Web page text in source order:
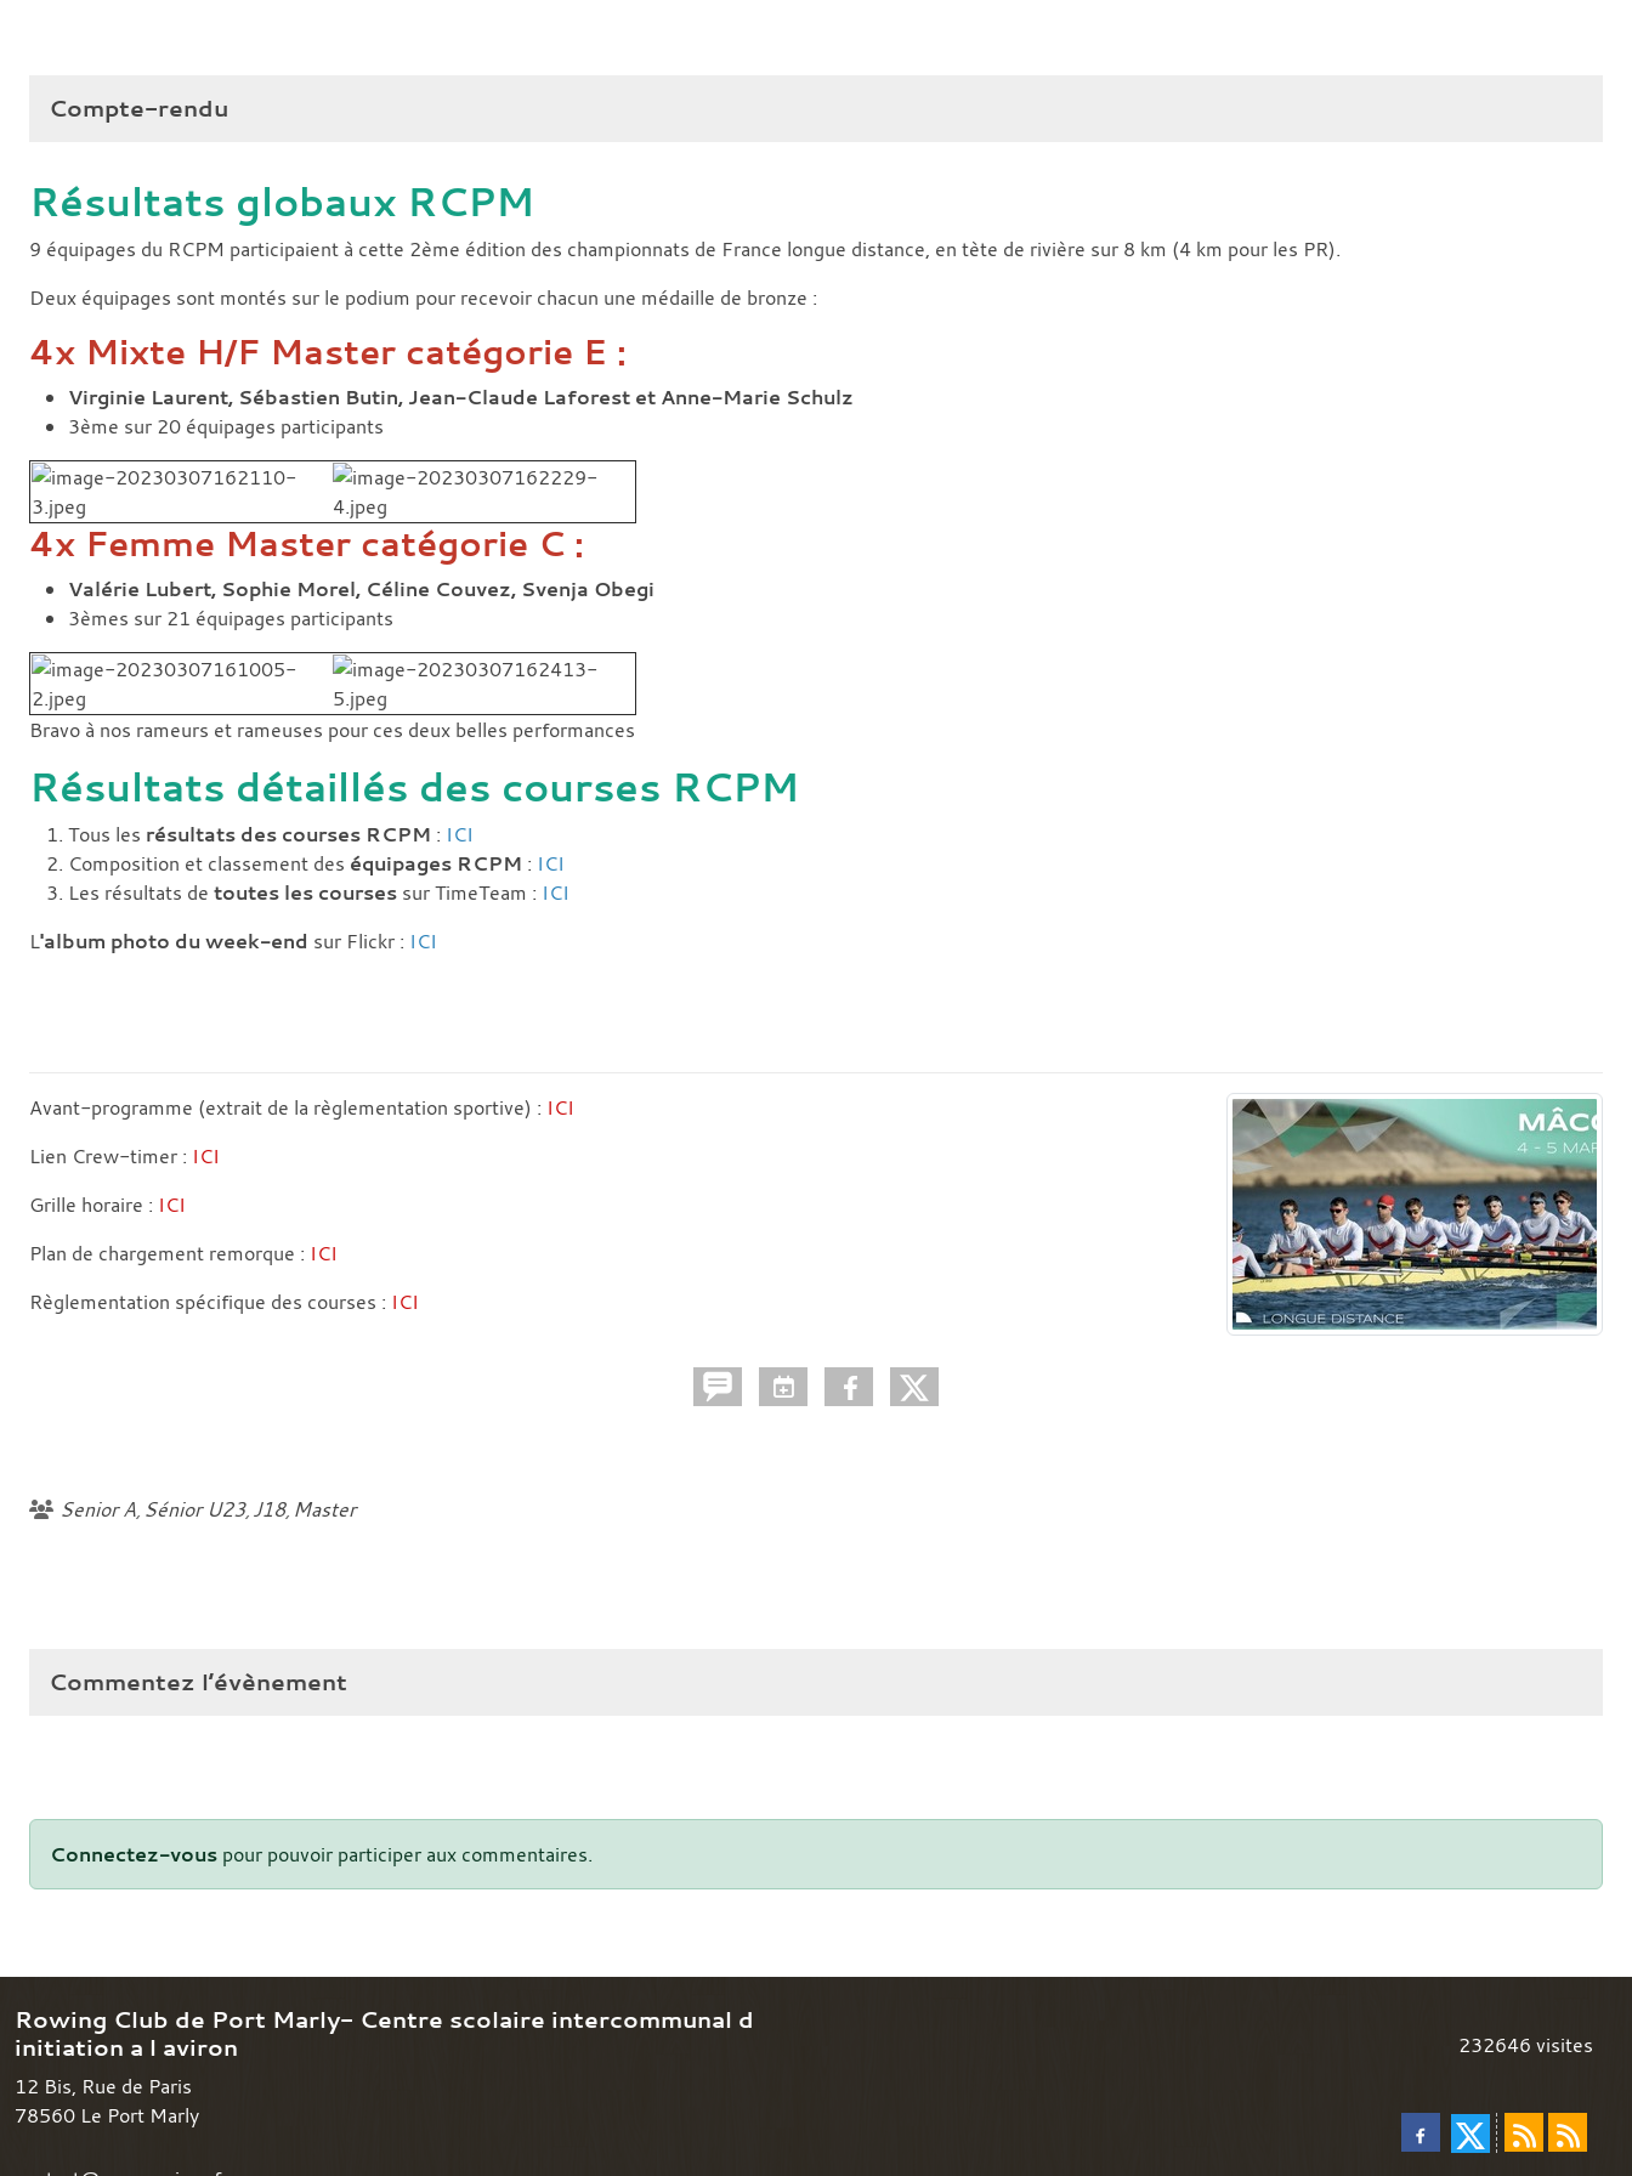
Compte-rendu
Résultats globaux RCPM
9 équipages du RCPM participaient à cette 2ème édition des championnats de France longue distance, en tète de rivière sur 8 km (4 km pour les PR).
Deux équipages sont montés sur le podium pour recevoir chacun une médaille de bronze :
4x Mixte H/F Master catégorie E :
Virginie Laurent, Sébastien Butin, Jean-Claude Laforest et Anne-Marie Schulz
3ème sur 20 équipages participants
4x Femme Master catégorie C :
Valérie Lubert, Sophie Morel, Céline Couvez, Svenja Obegi
3èmes sur 21 équipages participants
Bravo à nos rameurs et rameuses pour ces deux belles performances
Résultats détaillés des courses RCPM
Tous les résultats des courses RCPM : ICI
Composition et classement des équipages RCPM : ICI
Les résultats de toutes les courses sur TimeTeam : ICI
L'album photo du week-end sur Flickr : ICI
Avant-programme (extrait de la règlementation sportive) : ICI
Lien Crew-timer : ICI
Grille horaire : ICI
Plan de chargement remorque : ICI
Règlementation spécifique des courses : ICI
Senior A Sénior U23 J18 Master
Commentez l’évènement
Connectez-vous pour pouvoir participer aux commentaires.
Rowing Club de Port Marly- Centre scolaire intercommunal d
initiation a l aviron
12 Bis, Rue de Paris
78560 Le Port Marly
232646 visites